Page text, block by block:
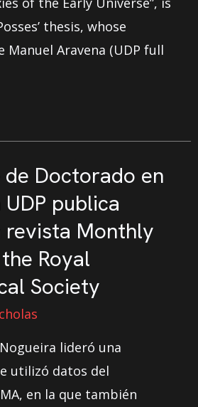
thesis, whose
Manuel Aravena (UDP full
Doctorado en
publica
Monthly
Royal
Society
lideró una
utilizó datos del
en la que también